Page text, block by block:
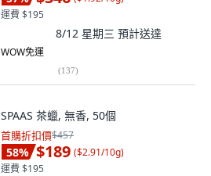
運費 $195
8/12 星期三 預計送達
WOW免運
(137)
SPAAS 茶蠟, 無香, 50個
首購折扣價$457
58% $189 ($2.91/10g)
運費 $195